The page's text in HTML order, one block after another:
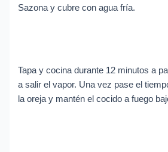
Sazona y cubre con agua fría.
Tapa y cocina durante 12 minutos a
a salir el vapor. Una vez pase el
la oreja y mantén el cocido a fuego